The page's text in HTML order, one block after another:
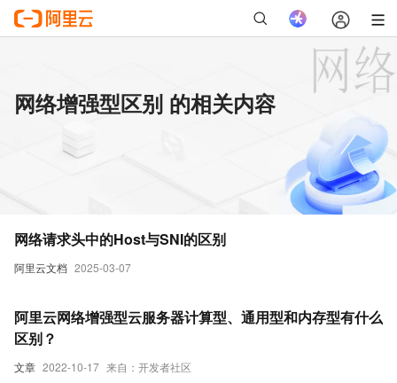
网络增强型区别 的相关内容
阿里云文档 2025-03-07
网络请求头中的Host与SNI的区别
文章 2022-10-17 来自：开发者社区
阿里云网络增强型云服务器计算型、通用型和内存型有什么
区别？